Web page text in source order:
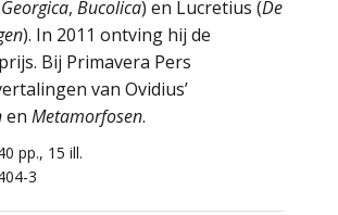
Georgica, Bucolica) en Lucretius (De
). In 2011 ontving hij de
Bij Primavera Pers
van Ovidius’
en Metamorfosen.
pp., 15 ill.
3